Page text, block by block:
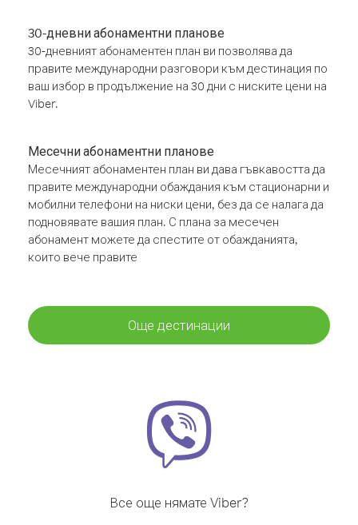
30-дневни абонаментни планове
30-дневният абонаментен план ви позволява да
правите международни разговори към дестинация по
ваш избор в продължение на 30 дни с ниските цени на
Viber.
Месечни абонаментни планове
Месечният абонаментен план ви дава гъвкавостта да
правите международни обаждания към стационарни и
мобилни телефони на ниски цени, без да се налага да
подновявате вашия план. С плана за месечен
абонамент можете да спестите от обажданията,
които вече правите
Още дестинации
Все още нямате Viber?